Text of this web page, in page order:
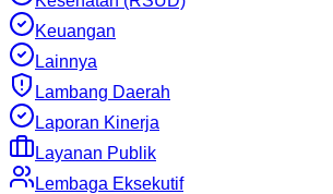
Keuangan
Lainnya
Lambang Daerah
Laporan Kinerja
Layanan Publik
Lembaga Eksekutif